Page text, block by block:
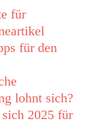
für
für den
lohnt sich?
2025 für